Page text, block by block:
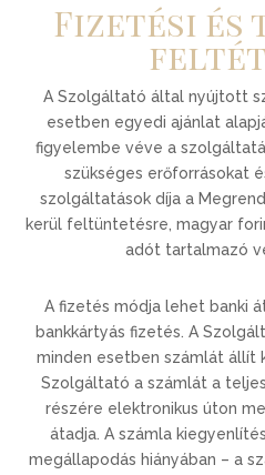
Fizetési
A Szolgáltató által nyújtott
esetben egyedi ajánlat
figyelembe véve a
szükséges erőforrásokat
szolgáltatások díja a
kerül feltüntetésre, magyar
adót tartalmazó
A fizetés módja lehet banki
bankkártyás fizetés. A
minden esetben számlát állít
Szolgáltató a számlát a
részére elektronikus úton
átadja. A számla
megállapodás hiányában – a